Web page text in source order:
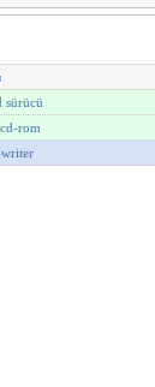
sürücü
rom
writer